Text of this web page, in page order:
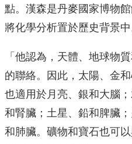
點。漢森是丹麥國家博物
將化學分析置於歷史背景中
「他認為，天體、地球物
的聯絡。因此，太陽、金
也適用於月亮、銀和大腦
和腎臟；土星、鉛和脾臟
和肺臟。礦物和寶石也可